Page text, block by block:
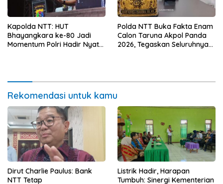
Kapolda NTT: HUT
Bhayangkara ke-80 Jadi
Momentum Polri Hadir Nyata
Polda NTT Buka Fakta Enam
Calon Taruna Akpol Panda
2026, Tegaskan Seluruhnya
Rekomendasi untuk kamu
Dirut Charlie Paulus: Bank
NTT Tetap
Listrik Hadir, Harapan
Tumbuh: Sinergi Kementerian